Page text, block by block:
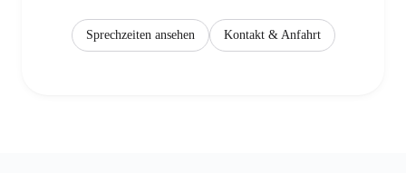
Sprechzeiten ansehen Kontakt & Anfahrt